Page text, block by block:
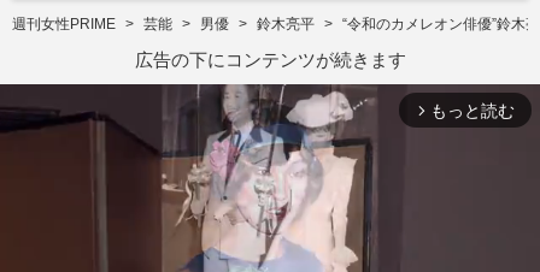
週刊女性PRIME 芸能 男優 鈴木亮平 “令和のカメレオン俳優”鈴木
広告の下にコンテンツが続きます
arrow_forward_ios もっと読む